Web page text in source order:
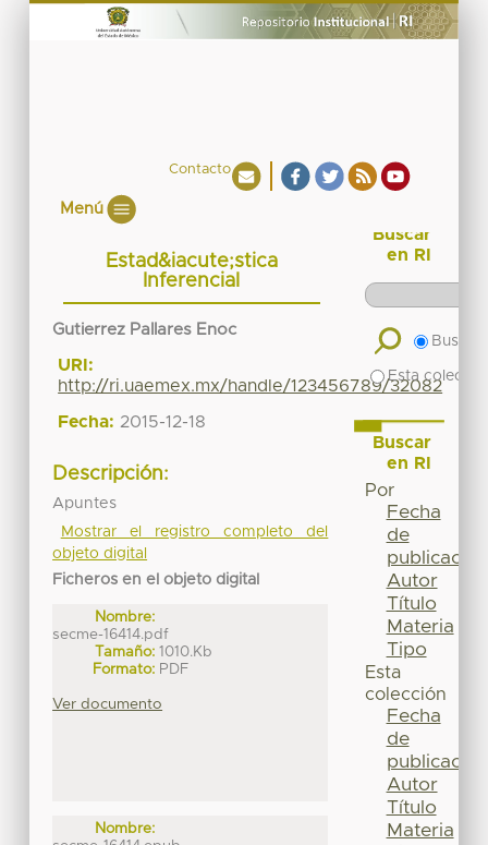
Contacto
Menú
Estad&iacute;stica
Inferencial
Gutierrez Pallares Enoc
URI:
http://ri.uaemex.mx/handle/123456789/32082
Fecha: 2015-12-18
Descripción:
Apuntes
Mostrar el registro completo del
objeto digital
Ficheros en el objeto digital
Nombre:
secme-16414.pdf
Tamaño: 1010.Kb
Formato: PDF
Ver documento
Nombre:
Buscar
en RI
Buscar
Esta
Buscar
en RI
Por
Fecha
de
publicación
Autor
Título
Materia
Tipo
Esta
colección
Fecha
de
publicación
Autor
Título
Materia